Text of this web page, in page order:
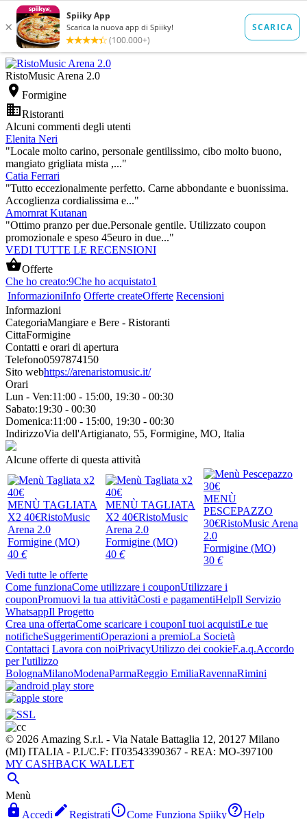
RistoMusic Arena 2.0
 Formigine
Ristoranti
Alcuni commenti degli utenti
Elenita Neri
"Locale molto carino, personale gentilissimo, cibo molto buono,
mangiato grigliata mista ,..."
Catia Ferrari
"Tutto eccezionalmente perfetto. Carne abbondante e buonissima.
Accoglienza cordialissima e..."
Amornrat Kutanan
"Ottimo pranzo per due.Personale gentile. Utilizzato coupon
promozionale e speso 45euro in due..."
VEDI TUTTE LE RECENSIONI
Offerte
Che ho creato:9Che ho acquistato1
InformazioniInfo Offerte createOfferte Recensioni
Informazioni
CategoriaMangiare e Bere - Ristoranti
CittaFormigine
Contatti e orari di apertura
Telefono0597874150
Sito webhttps://arenaristomusic.it/
Orari
Lun - Ven:11:00 - 15:00, 19:30 - 00:30
Sabato:19:30 - 00:30
Domenica:11:00 - 15:00, 19:30 - 00:30
IndirizzoVia dell'Artigianato, 55, Formigine, MO, Italia
Alcune offerte di questa attività
MENÙ TAGLIATA
X2 40€RistoMusic
Arena 2.0
Formigine (MO)
40 €
MENÙ TAGLIATA
X2 40€RistoMusic
Arena 2.0
Formigine (MO)
40 €
MENÙ
PESCEPAZZO
30€RistoMusic Arena
2.0
Formigine (MO)
30 €
Vedi tutte le offerte
Come funzionaCome utilizzare i couponUtilizzare i
couponPromuovi la tua attivitàCosti e pagamentiHelpIl Servizio
WhatsappIl Progetto
Crea una offertaCome scaricare i couponI tuoi acquistiLe tue
notificheSuggerimentiOperazioni a premioLa Società
Contattaci Lavora con noiPrivacyUtilizzo dei cookieF.a.q.Accordo
per l'utilizzo
BolognaMilanoModenaParmaReggio EmiliaRavennaRimini
© 2026 Amazing S.r.l. - Via Natale Battaglia 12, 20127 Milano
(MI) ITALIA - P.I./C.F: IT03543390367 - REA: MO-397100
MY CASHBACK WALLET

Menù
 Accedi RegistratiCome Funziona SpiikyHelp